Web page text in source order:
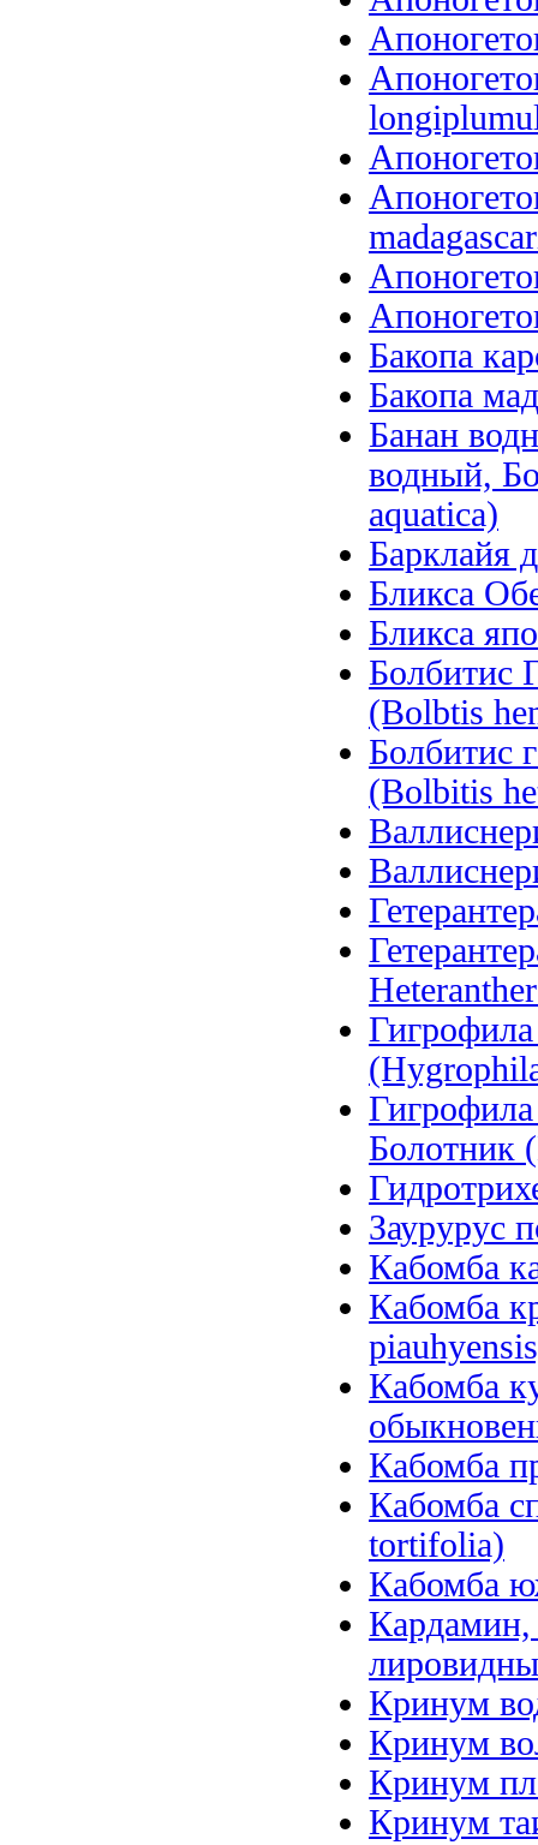
Бакопа
Бакопа
Банан
водный,
aquatica)
Барклайя
Бликса
Бликса
Болбитис
(Bolbtis
Болбитис
(Bolbitis
Болотник
Заурурус
Кабомба
Кабомба
Кабомба
Кабомба
Кабомба
tortifolia)
Кабомба
Кардамин,
Кринум
Кринум
Кринум
Кринум